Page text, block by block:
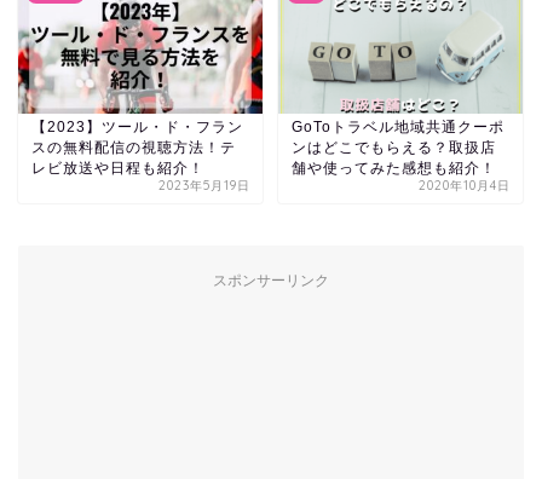
【2023】ツール・ド・フラン
スの無料配信の視聴方法！テ
レビ放送や日程も紹介！
2023年5月19日
GoToトラベル地域共通クーポ
ンはどこでもらえる？取扱店
舗や使ってみた感想も紹介！
2020年10月4日
スポンサーリンク